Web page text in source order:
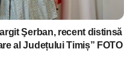
Şerban, recent distinsă
al Județului Timiș” FOTO